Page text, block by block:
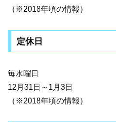
（※2018年頃の情報）
定休日
毎水曜日
12月31日～1月3日
（※2018年頃の情報）